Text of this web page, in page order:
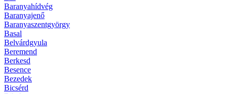
Baranyahídvég
Baranyajenő
Baranyaszentgyörgy
Basal
Belvárdgyula
Beremend
Berkesd
Besence
Bezedek
Bicsérd